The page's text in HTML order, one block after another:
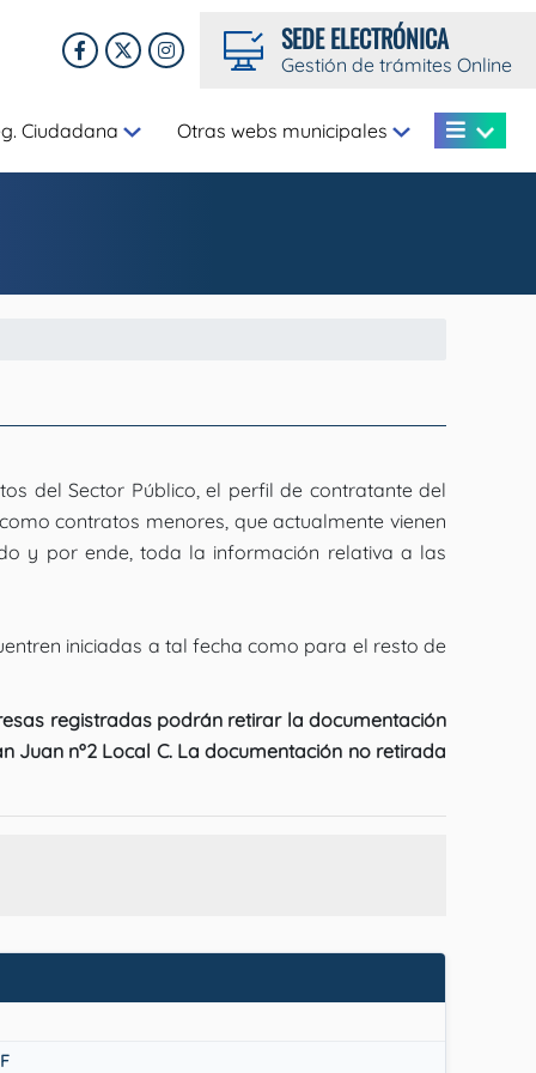
SEDE ELECTRÓNICA
Gestión de trámites Online
Ciudadana Otras webs municipales
del Sector Público, el perfil de contratante del
contratos menores, que actualmente vienen
y por ende, toda la información relativa a las
iniciadas a tal fecha como para el resto de
registradas podrán retirar la documentación
Juan nº2 Local C. La documentación no retirada